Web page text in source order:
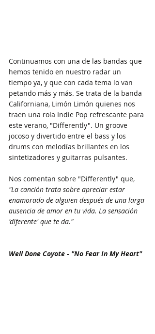
Continuamos con una de las bandas que
hemos tenido en nuestro radar un
tiempo ya, y que con cada tema lo van
petando más y más. Se trata de la banda
Californiana, Limón Limón quienes nos
traen una rola Indie Pop refrescante para
este verano, "Differently". Un groove
jocoso y divertido entre el bass y los
drums con melodías brillantes en los
sintetizadores y guitarras pulsantes.
Nos comentan sobre "Differently" que,
"La canción trata sobre apreciar estar
enamorado de alguien después de una larga
ausencia de amor en tu vida. La sensación
'diferente' que te da."
Well Done Coyote - "No Fear In My Heart"